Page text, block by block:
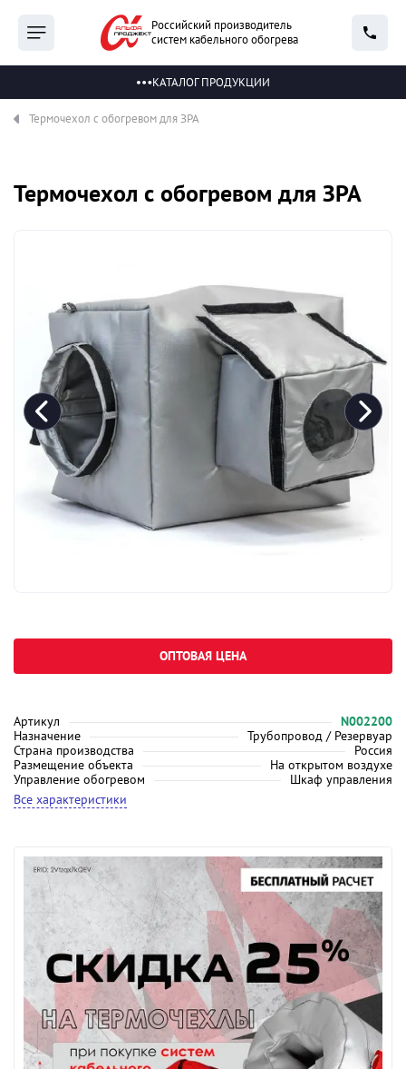
Российский производитель
систем кабельного обогрева
КАТАЛОГ ПРОДУКЦИИ
Термочехол с обогревом для ЗРА
Термочехол с обогревом для ЗРА
Артикул
N002200
Назначение
Трубопровод / Резервуар
Страна производства
Россия
Размещение объекта
На открытом воздухе
Управление обогревом
Шкаф управления
Все характеристики
ОПТОВАЯ ЦЕНА